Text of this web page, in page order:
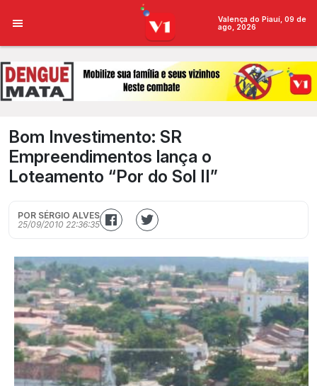
Valença do Piauí, 09 de
ago, 2026
Bom Investimento: SR
Empreendimentos lança o
Loteamento “Por do Sol II”
POR SÉRGIO ALVES
25/09/2010 22:36:35